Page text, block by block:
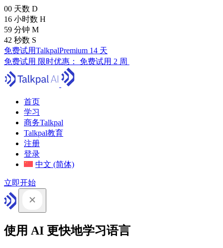
00 天数 D
16 小时数 H
59 分钟 M
41 秒数 S
免费试用TalkpalPremium 14 天
免费试用 限时优惠： 免费试用 2 周
首页
学习
商务Talkpal
Talkpal教育
注册
登录
中文 (简体)
立即开始
使用 AI 更快地学习语言